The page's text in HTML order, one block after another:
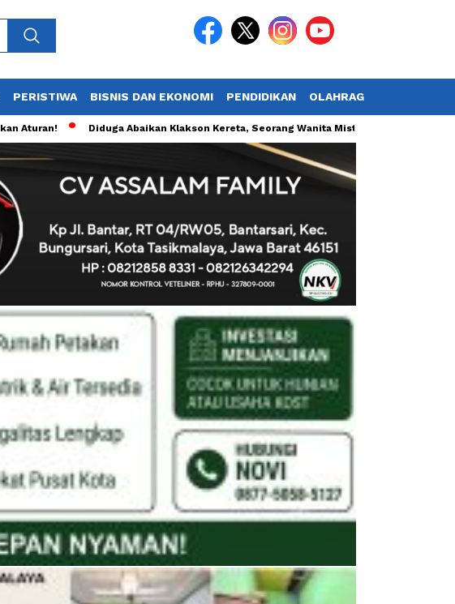
PERISTIWA BISNIS DAN EKONOMI PENDIDIKAN OLAHRAGA
Diduga Abaikan Klakson Kereta, Seorang Wanita Misterius Tertemper KA 12 di Garut